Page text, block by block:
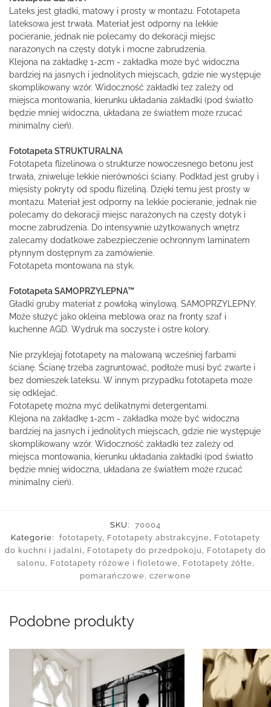
Lateks jest gładki, matowy i prosty w montażu. Fototapeta
lateksowa jest trwała. Materiał jest odporny na lekkie
pocieranie, jednak nie polecamy do dekoracji miejsc
narażonych na częsty dotyk i mocne zabrudzenia.
Klejona na zakładkę 1-2cm - zakładka może być widoczna
bardziej na jasnych i jednolitych miejscach, gdzie nie występuje
skomplikowany wzór. Widoczność zakładki tez zależy od
miejsca montowania, kierunku układania zakładki (pod światło
będzie mniej widoczna, układana ze światłem może rzucać
minimalny cień).
Fototapeta STRUKTURALNA
Fototapeta flizelinowa o strukturze nowoczesnego betonu jest
trwała, zniweluje lekkie nierówności ściany. Podkład jest gruby i
mięsisty pokryty od spodu flizeliną. Dzięki temu jest prosty w
montażu. Materiał jest odporny na lekkie pocieranie, jednak nie
polecamy do dekoracji miejsc narażonych na częsty dotyk i
mocne zabrudzenia. Do intensywnie użytkowanych wnętrz
zalecamy dodatkowe zabezpieczenie ochronnym laminatem
płynnym dostępnym za zamówienie.
Fototapeta montowana na styk.
Fototapeta SAMOPRZYLEPNA™
Gładki gruby materiał z powłoką winylową. SAMOPRZYLEPNY.
Może służyć jako okleina meblowa oraz na fronty szaf i
kuchenne AGD. Wydruk ma soczyste i ostre kolory.
Nie przyklejaj fototapety na malowaną wcześniej farbami
ścianę. Ścianę trzeba zagruntować, podłoże musi być zwarte i
bez domieszek lateksu. W innym przypadku fototapeta może
się odklejać.
Fototapetę można myć delikatnymi detergentami.
Klejona na zakładkę 1-2cm - zakładka może być widoczna
bardziej na jasnych i jednolitych miejscach, gdzie nie występuje
skomplikowany wzór. Widoczność zakładki tez zależy od
miejsca montowania, kierunku układania zakładki (pod światło
będzie mniej widoczna, układana ze światłem może rzucać
minimalny cień).
SKU:
70004
Kategorie:
fototapety, Fototapety abstrakcyjne, Fototapety
do kuchni i jadalni , Fototapety do przedpokoju , Fototapety do
salonu , Fototapety różowe i fioletowe, Fototapety żółte,
pomarańczowe, czerwone
Podobne produkty